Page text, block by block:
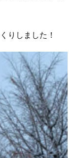
りしました！